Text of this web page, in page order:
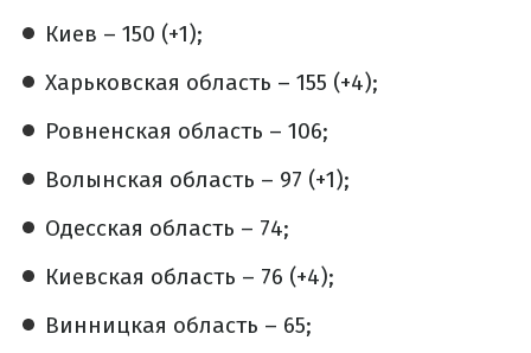
Киев – 150 (+1);
Харьковская область – 155 (+4);
Ровненская область – 106;
Волынская область – 97 (+1);
Одесская область – 74;
Киевская область – 76 (+4);
Винницкая область – 65;